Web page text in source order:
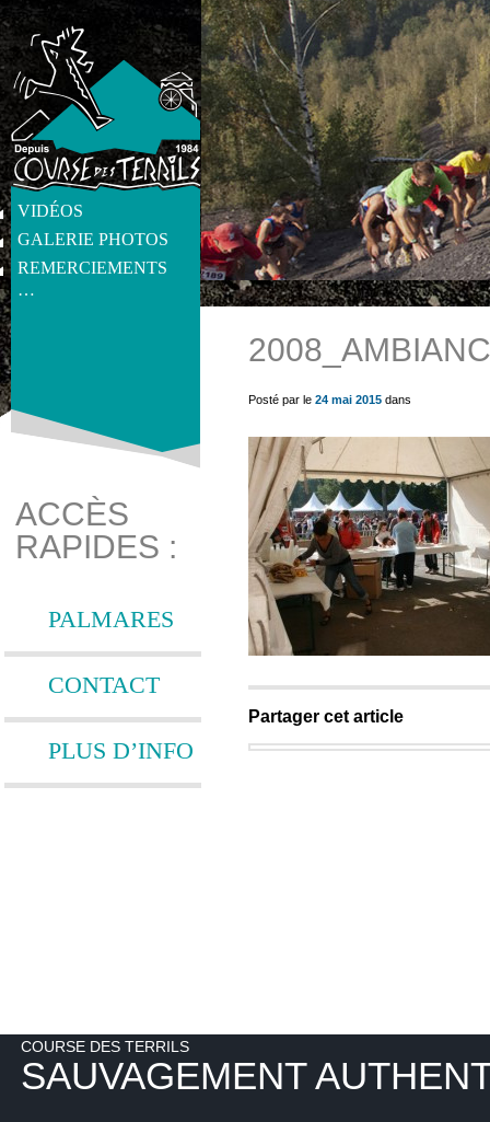
VIDÉOS
GALERIE PHOTOS
REMERCIEMENTS
…
get_post_meta(get_the_ID(), 'thumb', true) ?>
ACCÈS
RAPIDES :
PALMARES
CONTACT
PLUS D’INFO
Posté par le 24 mai 2015 dans
Partager cet article
COURSE DES TERRILS
SAUVAGEMENT